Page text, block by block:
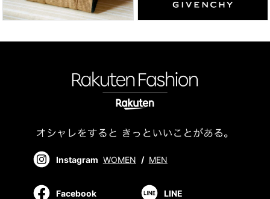
Instagram WOMEN / MEN
Facebook LINE